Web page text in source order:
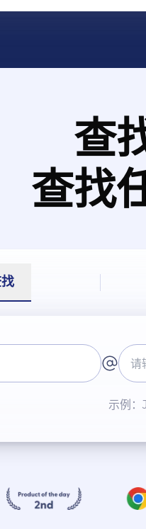
查
查找
示例